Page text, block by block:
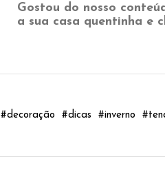
Gostou do nosso
a sua casa quentinha e
#decoração #dicas #inverno #